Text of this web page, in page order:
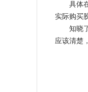
具体
实际购买
知晓
应该清楚